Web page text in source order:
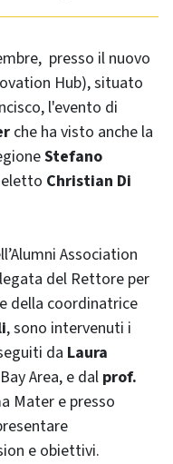
Hub), situato
l'evento di
che ha visto anche la
Stefano
eletto Christian Di
Association
del Rettore per
e della coordinatrice
, sono intervenuti i
da Laura
Area, e dalprof.
Mater e presso
e obiettivi.